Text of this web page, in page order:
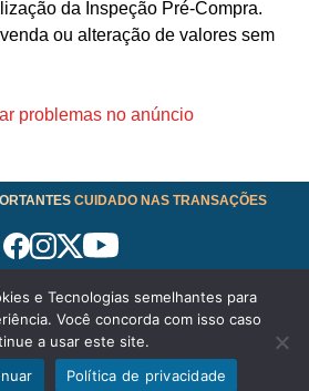
Enviar mensagem
da Inspeção Pré-Compra.
ou alteração de valores sem
problemas no anúncio
CUIDADO NAS TRANSAÇÕES
Termos de Uso
| Todos os Direitos
Reservados!
de Privacidade
e Tecnologias semelhantes para
Você concorda com isso caso
a usar este site.
Política de privacidade